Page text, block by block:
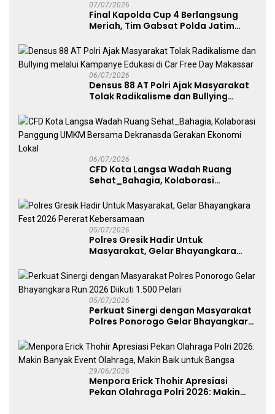
07/07/2026
Final Kapolda Cup 4 Berlangsung
Meriah, Tim Gabsat Polda Jatim
06/07/2026
Densus 88 AT Polri Ajak Masyarakat
Tolak Radikalisme dan Bullying
Free Day Makassar
06/07/2026
CFD Kota Langsa Wadah Ruang
Sehat_Bahagia, Kolaborasi
Dekranasda Gerakan Ekonomi Lokal
05/07/2026
Polres Gresik Hadir Untuk
Masyarakat, Gelar Bhayangkara
05/07/2026
Perkuat Sinergi dengan Masyarakat
Polres Ponorogo Gelar Bhayangkara
29/06/2026
Menpora Erick Thohir Apresiasi
Pekan Olahraga Polri 2026: Makin